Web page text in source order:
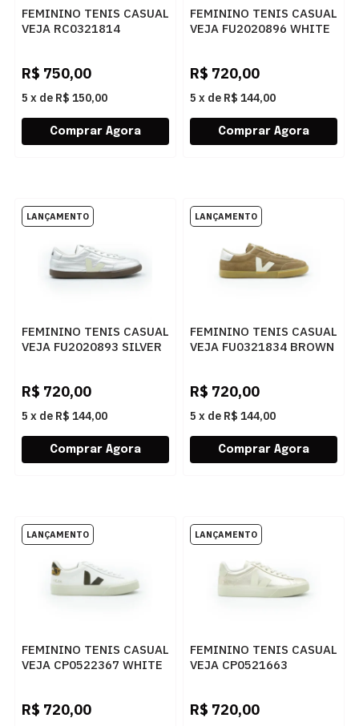
FEMININO TENIS CASUAL
VEJA RC0321814
R$ 750,00
5 x de R$ 150,00
FEMININO TENIS CASUAL
VEJA FU2020896 WHITE
R$ 720,00
5 x de R$ 144,00
FEMININO TENIS CASUAL
VEJA FU2020893 SILVER
R$ 720,00
5 x de R$ 144,00
FEMININO TENIS CASUAL
VEJA FU0321834 BROWN
R$ 720,00
5 x de R$ 144,00
FEMININO TENIS CASUAL
VEJA CP0522367 WHITE
R$ 720,00
FEMININO TENIS CASUAL
VEJA CP0521663
R$ 720,00